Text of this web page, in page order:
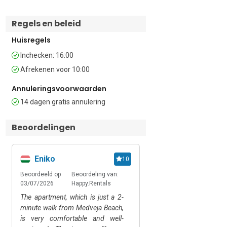
• Uitzicht op zee • Privéterras • Gratis
wifi • Airconditioning • Wasmachine
onmisbaar • Geschikt voor ouderen •
Roken verboden
riviera in Kroatië, tussen Lovran en
Mošćenička Draga (beide op 8 minuten
rijden).
Het dorp ligt ingeklemd tussen de
Adriatische Zee en de groene hellingen
van het natuurpark Učka en staat
Regels en beleid
Huisregels
Inchecken: 16:00
Afrekenen voor 10:00
Annuleringsvoorwaarden
14 dagen gratis annulering
Beoordelingen
Eniko 10
Beoordeeld op
03/07/2026
Beoordeling van:
Happy.Rentals
The apartment, which is just a 2-
minute walk from Medveja Beach,
is very comfortable and well-